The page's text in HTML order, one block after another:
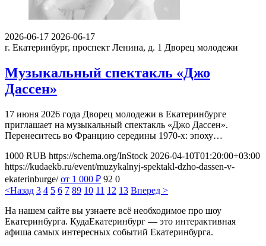
2026-06-17 2026-06-17
г. Екатеринбург, проспект Ленина, д. 1 Дворец молодежи
Музыкальный спектакль «Джо
Дассен»
17 июня 2026 года Дворец молодежи в Екатеринбурге
приглашает на музыкальный спектакль «Джо Дассен».
Перенеситесь во Францию середины 1970-х: эпоху…
1000 RUB https://schema.org/InStock 2026-04-10T01:20:00+03:00
https://kudaekb.ru/event/muzykalnyj-spektakl-dzho-dassen-v-
ekaterinburge/ от 1 000 ₽ 92 0
<Назад 3 4 5 6 7 89 10 11 12 13 Вперед >
На нашем сайте вы узнаете всё необходимое про шоу
Екатеринбурга. КудаЕкатеринбург — это интерактивная
афиша самых интересных событий Екатеринбурга.